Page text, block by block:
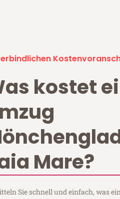
kostet
Mare?
Sie schnell und einfach, was